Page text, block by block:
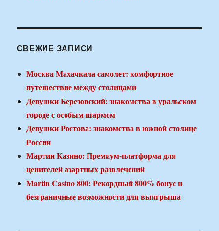
СВЕЖИЕ ЗАПИСИ
Москва Махачкала самолет: комфортное
путешествие между столицами
Девушки Березовский: знакомства в уральском
городе с особым шармом
Девушки Ростова: знакомства в южной столице
России
Мартин Казино: Премиум-платформа для
ценителей азартных развлечений
Martin Casino 800: Рекордный 800% бонус и
безграничные возможности для выигрыша